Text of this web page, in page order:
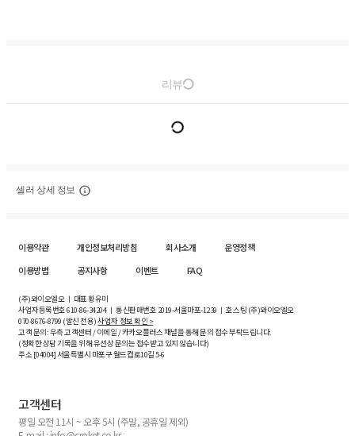
리뷰
셀러 상세 정보
이용약관 개인정보처리방침 회사소개
운영정책
이용방법
공지사항 이벤트 FAQ
(주)와이오엘오 ㅣ 대표 황유미
사업자등록번호610-86-34204ㅣ 통신판매번호 2019-서울마포-1239 ㅣ 호스팅 (주)와이오엘오
070-8676-8799 (발신 전용)사업자 정보 확인 >
고객 문의: 우측 고객센터 / 이메일 / 카카오플러스 채널을 통해 문의 접수 부탁드립니다.
(정확한 상담 기록을 위해 유선상 문의는 접수받고 있지 않습니다)
주소 [04004] 서울특별시 마포구 월드컵로10길5-6
고객센터
평일 오전 11시 ~ 오후 5시 (주말, 공휴일 제외)